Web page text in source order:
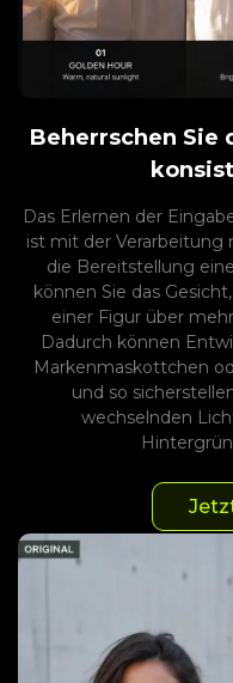
Beherrschen
Das Erlernen der
ist mit der Verarbeitung
die Bereitstellung
können Sie das
einer Figur über
Dadurch können
Markenmaskottchen
und so
wechselnden